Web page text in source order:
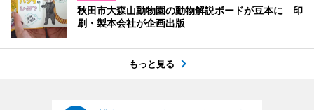
秋田市大森山動物園の動物解説ボードが豆本に 印
刷・製本会社が企画出版
もっと見る